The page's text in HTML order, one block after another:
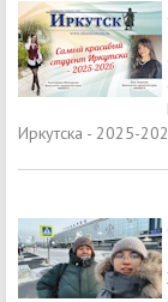
Иркутска - 2025-